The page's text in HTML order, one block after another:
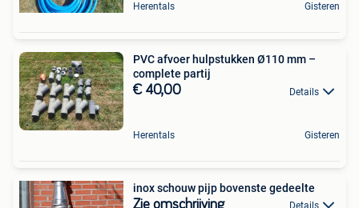
Herentals Gisteren
PVC afvoer hulpstukken Ø110 mm –
complete partij
€ 40,00 Details
Herentals Gisteren
inox schouw pijp bovenste gedeelte
Zie omschrijving Details